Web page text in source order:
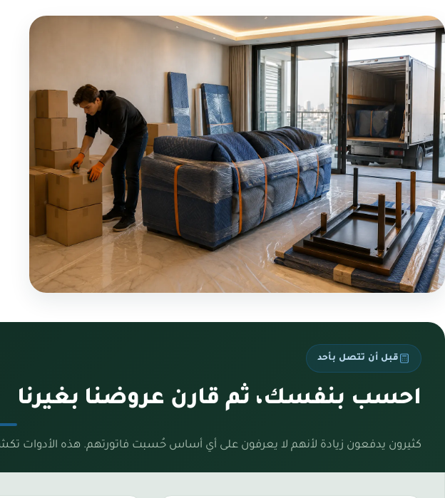
قبل أن تتصل بأحد
احسب بنفسك، ثم قارن عروضنا بغيرنا
كثيرون يدفعون زيادة لأنهم لا يعرفون على أي أساس حُسبت فاتورتهم. هذه